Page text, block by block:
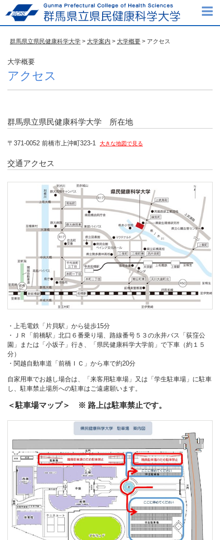
群馬県立県民健康科学大学 > 大学案内 > 大学概要 > アクセス
大学概要
アクセス
群馬県立県民健康科学大学 所在地
〒371-0052 前橋市上沖町323-1 大きな地図で見る
交通アクセス
・上毛電鉄「片貝駅」から徒歩15分
・ＪＲ「前橋駅」北口６番乗り場、路線番号５３の永井バス「荻窪公
園」または「小坂子」行き、「県民健康科学大学前」で下車（約１５
分）
・関越自動車道「前橋ＩＣ」から車で約20分
自家用車でお越し場合は、「来客用駐車場」又は「学生駐車場」に駐車
し、駐車禁止場所への駐車はご遠慮願います。
＜駐車場マップ＞ ※ 路上は駐車禁止です。